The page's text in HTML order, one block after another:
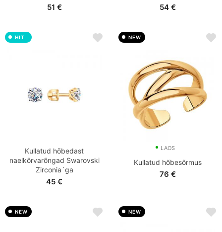
51 € 54 €
HIT
Kullatud hõbedast
naelkõrvarõngad Swarovski
Zirconia´ga
45 €
NEW
LAOS
Kullatud hõbesõrmus
76 €
NEW NEW